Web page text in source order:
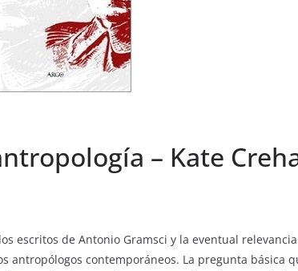
– Kate
escritos de Antonio Gramsci y la eventual
antropólogos contemporáneos. La pregunta básica